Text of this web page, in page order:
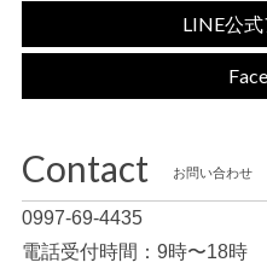
LINE公
Contact お問い合わせ
0997-69-4435
電話受付時間：9時〜18時